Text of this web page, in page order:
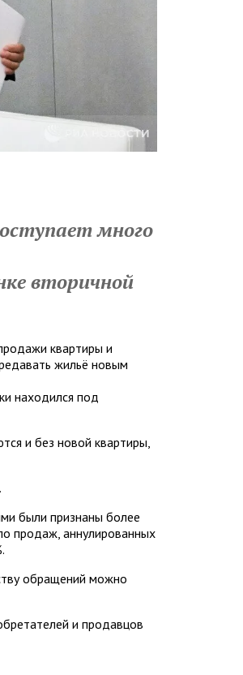
много
вторичной
квартиры и
жильё новым
находился под
и без новой квартиры,
были признаны более
продаж, аннулированных
обращений можно
и продавцов